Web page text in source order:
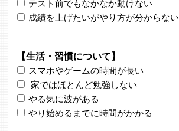
テスト前でもなかなか動けない
成績を上げたいがやり方が分からない
【生活・習慣について】
スマホやゲームの時間が長い
家ではほとんど勉強しない
やる気に波がある
やり始めるまでに時間がかかる